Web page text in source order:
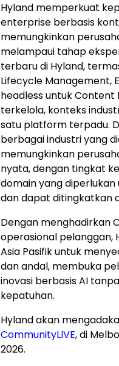
Hyland memperkuat
enterprise berbasis
memungkinkan
melampaui tahap
terbaru di Hyland,
Lifecycle Management,
headless untuk
terkelola, konteks
satu platform terpadu.
berbagai industri yang
memungkinkan
nyata, dengan tingkat
domain yang
dan dapat ditingkatkan
Dengan menghadirkan
operasional pelanggan,
Asia Pasifik untuk
dan andal, membuka
inovasi berbasis AI
kepatuhan.
Hyland akan
CommunityLIVE, di
2026.